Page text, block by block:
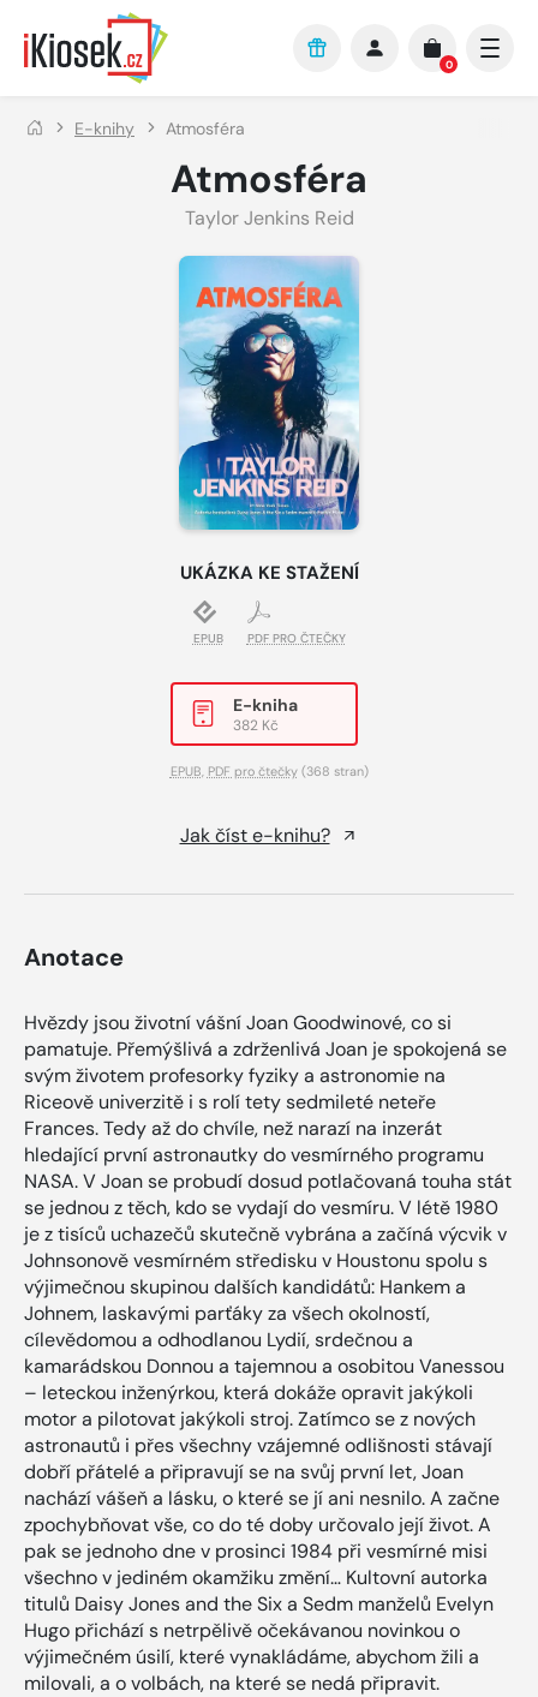
Přejít na hlavní obsah
0
E-knihy Atmosféra
Atmosféra
Taylor Jenkins Reid
UKÁZKA KE STAŽENÍ
EPUB PDF PRO ČTEČKY
E-kniha
382 Kč
EPUB PDF pro čtečky(368 stran)
Jak číst e-knihu?
Anotace
Hvězdy jsou životní vášní Joan Goodwinové, co si
pamatuje. Přemýšlivá a zdrženlivá Joan je spokojená se
svým životem profesorky fyziky a astronomie na
Riceově univerzitě i s rolí tety sedmileté neteře
Frances. Tedy až do chvíle, než narazí na inzerát
hledající první astronautky do vesmírného programu
NASA. V Joan se probudí dosud potlačovaná touha stát
se jednou z těch, kdo se vydají do vesmíru. V létě 1980
je z tisíců uchazečů skutečně vybrána a začíná výcvik v
Johnsonově vesmírném středisku v Houstonu spolu s
výjimečnou skupinou dalších kandidátů: Hankem a
Johnem, laskavými parťáky za všech okolností,
cílevědomou a odhodlanou Lydií, srdečnou a
kamarádskou Donnou a tajemnou a osobitou Vanessou
– leteckou inženýrkou, která dokáže opravit jakýkoli
motor a pilotovat jakýkoli stroj. Zatímco se z nových
astronautů i přes všechny vzájemné odlišnosti stávají
dobří přátelé a připravují se na svůj první let, Joan
nachází vášeň a lásku, o které se jí ani nesnilo. A začne
zpochybňovat vše, co do té doby určovalo její život. A
pak se jednoho dne v prosinci 1984 při vesmírné misi
všechno v jediném okamžiku změní… Kultovní autorka
titulů Daisy Jones and the Six a Sedm manželů Evelyn
Hugo přichází s netrpělivě očekávanou novinkou o
výjimečném úsilí, které vynakládáme, abychom žili a
milovali, a o volbách, na které se nedá připravit.